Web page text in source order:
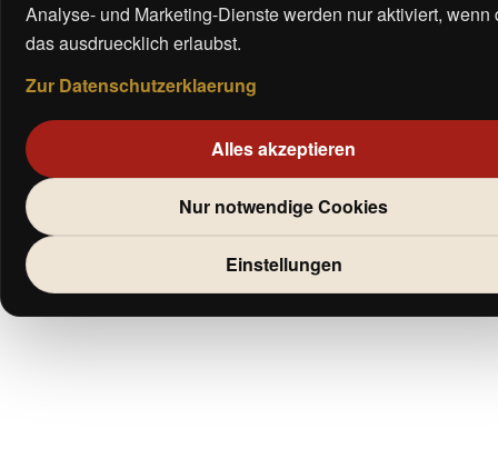
Analyse- und Marketing-Dienste werden nur aktiviert, wenn
das ausdruecklich erlaubst.
Zur Datenschutzerklaerung
Alles akzeptieren
Nur notwendige Cookies
Einstellungen